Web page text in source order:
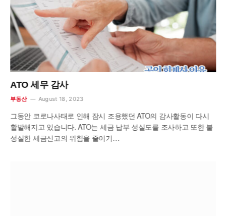
ATO 세무 감사
부동산 August 18, 2023
그동안 코로나사태로 인해 잠시 조용했던 ATO의 감사활동이 다시
활발해지고 있습니다. ATO는 세금 납부 성실도를 조사하고 또한 불
성실한 세금신고의 위험을 줄이기…